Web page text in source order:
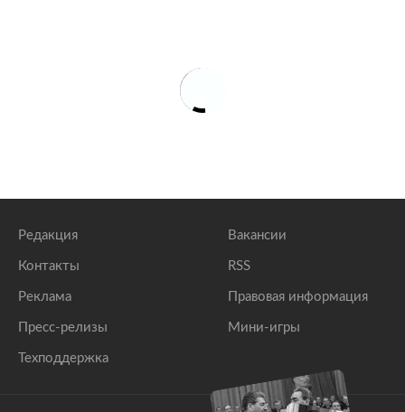
Редакция
Контакты
Реклама
Пресс-релизы
Техподдержка
Вакансии
RSS
Правовая информация
Мини-игры